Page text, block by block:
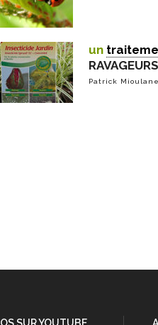
un
RAVAGEURS
Patrick Mioulane